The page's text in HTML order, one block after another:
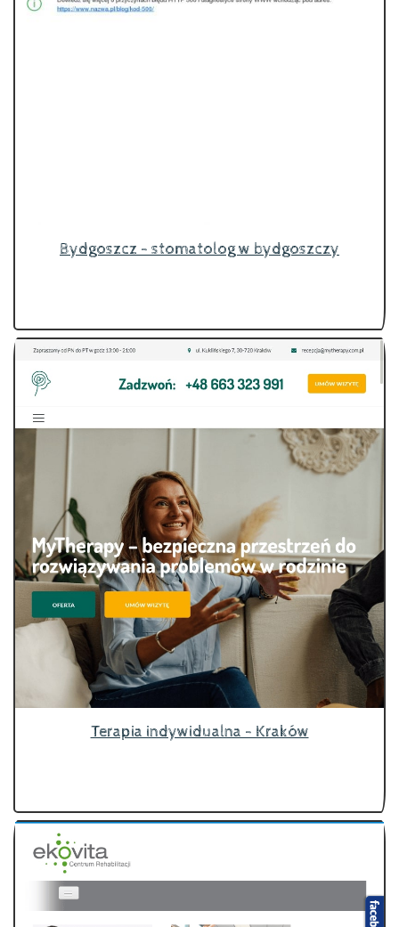
Bydgoszcz - stomatolog w bydgoszczy
Terapia indywidualna - Kraków